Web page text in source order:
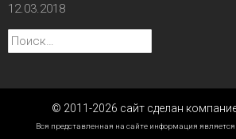
12.03.2018
Найти:
© 2011-2026 сайт сделан
Вся представленная на сайте информация